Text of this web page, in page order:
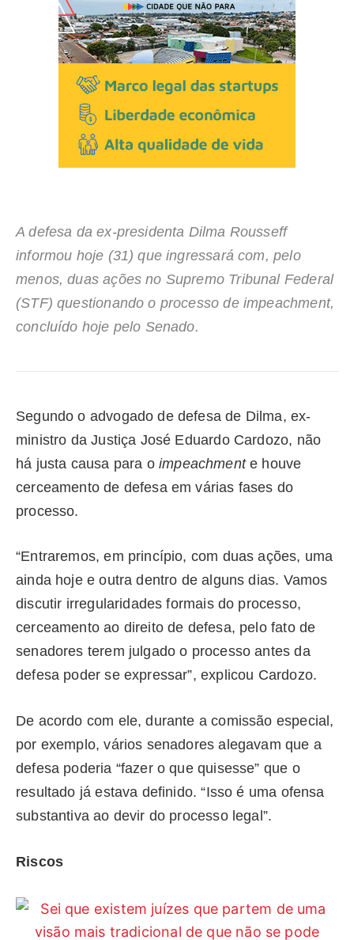
A defesa da ex-presidenta Dilma Rousseff
informou hoje (31) que ingressará com, pelo
menos, duas ações no Supremo Tribunal Federal
(STF) questionando o processo de impeachment,
concluído hoje pelo Senado.
Segundo o advogado de defesa de Dilma, ex-
ministro da Justiça José Eduardo Cardozo, não
há justa causa para o impeachmente houve
cerceamento de defesa em várias fases do
processo.
“Entraremos, em princípio, com duas ações, uma
ainda hoje e outra dentro de alguns dias. Vamos
discutir irregularidades formais do processo,
cerceamento ao direito de defesa, pelo fato de
senadores terem julgado o processo antes da
defesa poder se expressar”, explicou Cardozo.
De acordo com ele, durante a comissão especial,
por exemplo, vários senadores alegavam que a
defesa poderia “fazer o que quisesse” que o
resultado já estava definido. “Isso é uma ofensa
substantiva ao devir do processo legal”.
Riscos